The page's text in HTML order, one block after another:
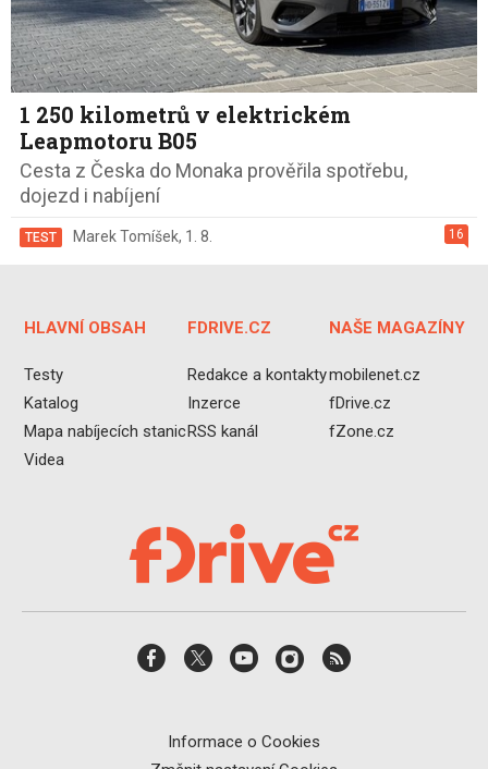
1 250 kilometrů v elektrickém
Leapmotoru B05
Cesta z Česka do Monaka prověřila spotřebu,
dojezd i nabíjení
16
TEST Marek Tomíšek, 1. 8.
HLAVNÍ OBSAH
Testy
Katalog
Mapa nabíjecích stanic
Videa
FDRIVE.CZ
Redakce a kontakty
Inzerce
RSS kanál
NAŠE MAGAZÍNY
mobilenet.cz
fDrive.cz
fZone.cz
Informace o Cookies